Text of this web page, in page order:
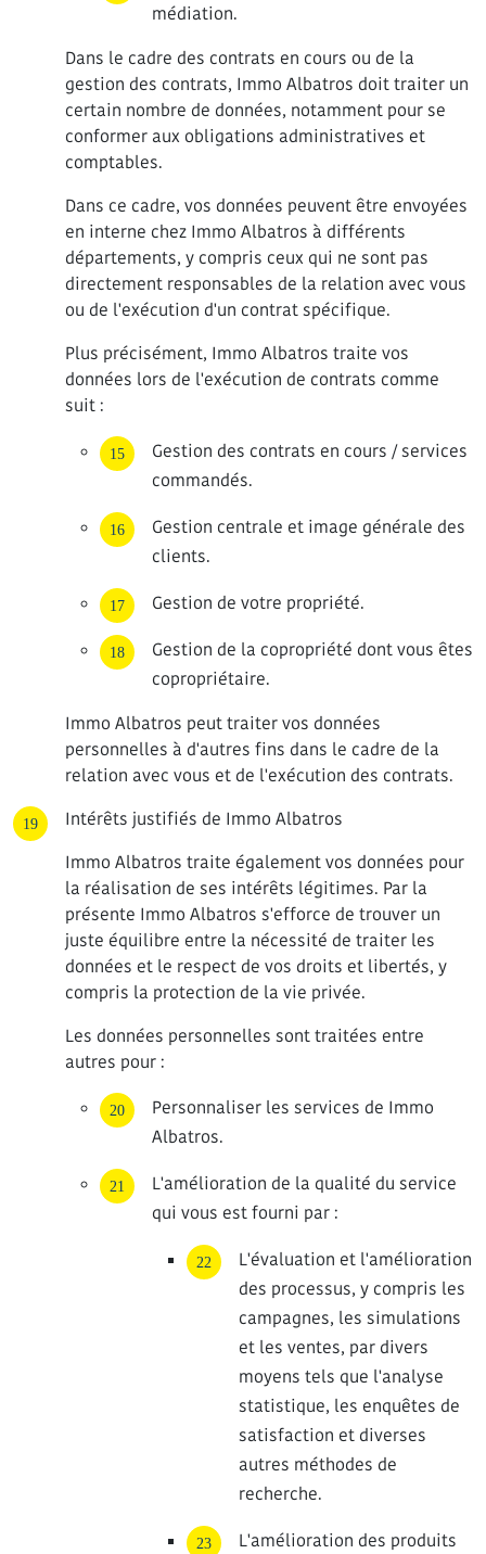
médiation.
Dans le cadre des contrats en cours ou de la
gestion des contrats, Immo Albatros doit traiter un
certain nombre de données, notamment pour se
conformer aux obligations administratives et
comptables.
Dans ce cadre, vos données peuvent être envoyées
en interne chez Immo Albatros à différents
départements, y compris ceux qui ne sont pas
directement responsables de la relation avec vous
ou de l'exécution d'un contrat spécifique.
Plus précisément, Immo Albatros traite vos
données lors de l'exécution de contrats comme
suit :
Gestion des contrats en cours / services
commandés.
Gestion centrale et image générale des
clients.
Gestion de votre propriété.
Gestion de la copropriété dont vous êtes
copropriétaire.
Immo Albatros peut traiter vos données
personnelles à d'autres fins dans le cadre de la
relation avec vous et de l'exécution des contrats.
Intérêts justifiés de Immo Albatros
Immo Albatros traite également vos données pour
la réalisation de ses intérêts légitimes. Par la
présente Immo Albatros s'efforce de trouver un
juste équilibre entre la nécessité de traiter les
données et le respect de vos droits et libertés, y
compris la protection de la vie privée.
Les données personnelles sont traitées entre
autres pour :
Personnaliser les services de Immo
Albatros.
L'amélioration de la qualité du service
qui vous est fourni par :
L'évaluation et l'amélioration
des processus, y compris les
campagnes, les simulations
et les ventes, par divers
moyens tels que l'analyse
statistique, les enquêtes de
satisfaction et diverses
autres méthodes de
recherche.
L'amélioration des produits